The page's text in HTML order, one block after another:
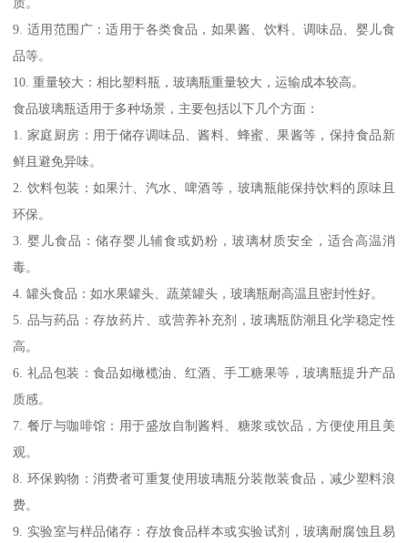
9. 适用范围广：适用于各类食品，如果酱、饮料、调味品、婴儿食
品等。
10. 重量较大：相比塑料瓶，玻璃瓶重量较大，运输成本较高。
食品玻璃瓶适用于多种场景，主要包括以下几个方面：
1. 家庭厨房：用于储存调味品、酱料、蜂蜜、果酱等，保持食品新
鲜且避免异味。
2. 饮料包装：如果汁、汽水、啤酒等，玻璃瓶能保持饮料的原味且
环保。
3. 婴儿食品：储存婴儿辅食或奶粉，玻璃材质安全，适合高温消
毒。
4. 罐头食品：如水果罐头、蔬菜罐头，玻璃瓶耐高温且密封性好。
5. 品与药品：存放药片、或营养补充剂，玻璃瓶防潮且化学稳定性
高。
6. 礼品包装：食品如橄榄油、红酒、手工糖果等，玻璃瓶提升产品
质感。
7. 餐厅与咖啡馆：用于盛放自制酱料、糖浆或饮品，方便使用且美
观。
8. 环保购物：消费者可重复使用玻璃瓶分装散装食品，减少塑料浪
费。
9. 实验室与样品储存：存放食品样本或实验试剂，玻璃耐腐蚀且易